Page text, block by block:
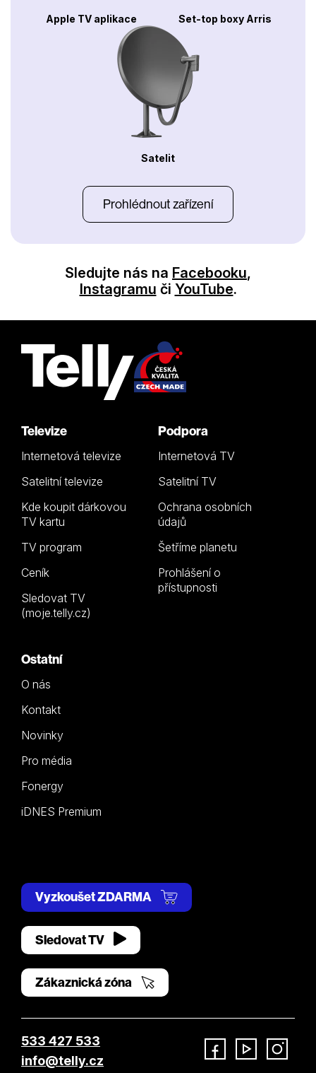
Apple TV aplikace Set-top boxy Arris
Satelit
Prohlédnout zařízení
Sledujte nás na Facebooku,
Instagramu či YouTube.
Televize
Internetová televize
Satelitní televize
Kde koupit dárkovou
TV kartu
TV program
Ceník
Sledovat TV
(moje.telly.cz)
Podpora
Internetová TV
Satelitní TV
Ochrana osobních
údajů
Šetříme planetu
Prohlášení o
přístupnosti
Ostatní
O nás
Kontakt
Novinky
Pro média
Fonergy
iDNES Premium
Vyzkoušet ZDARMA
Sledovat TV
Zákaznická zóna
533 427 533
info@telly.cz